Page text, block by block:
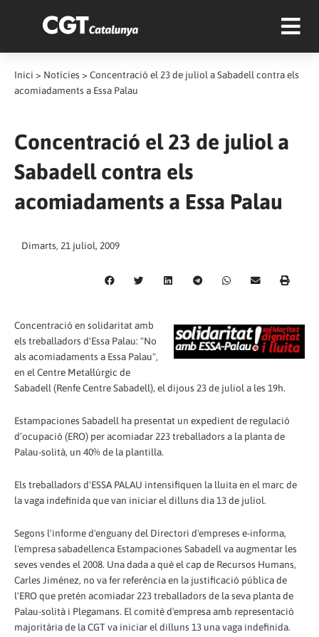
Inici > Notícies > Concentració el 23 de juliol a Sabadell contra els
acomiadaments a Essa Palau
Concentració el 23 de juliol a
Sabadell contra els
acomiadaments a Essa Palau
Dimarts, 21 juliol, 2009
Concentració en solidaritat amb
els treballadors d'Essa Palau: "No
als acomiadaments a Essa Palau",
en el Centre Metal·lúrgic de
Sabadell (Renfe Centre Sabadell), el dijous 23 de juliol a les 19h.
Estampaciones Sabadell ha presentat un expedient de regulació
d’ocupació (ERO) per acomiadar 223 treballadors a la planta de
Palau-solità, un 40% de la plantilla.
Els treballadors d'ESSA PALAU intensifiquen la lluita en el marc de
la vaga indefinida que van iniciar el dilluns dia 13 de juliol.
Segons l'informe d'enguany del Directori d'empreses e-informa,
l'empresa sabadellenca Estampaciones Sabadell va augmentar les
seves vendes el 2008. Una dada a què el cap de Recursos Humans,
Carles Jiménez, no va fer referència en la justificació pública de
l'ERO que pretén acomiadar 223 treballadors de la seva planta de
Palau-solità i Plegamans. El comitè d'empresa amb representació
majoritària de la CGT va iniciar el dilluns 13 una vaga indefinida.